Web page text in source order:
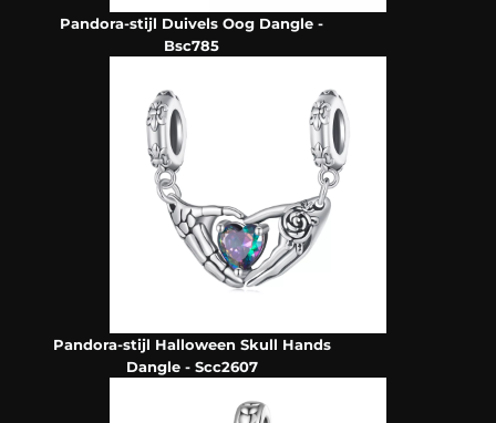
Pandora-stijl Duivels Oog Dangle -
Bsc785
Pandora-stijl Halloween Skull Hands
Dangle - Scc2607